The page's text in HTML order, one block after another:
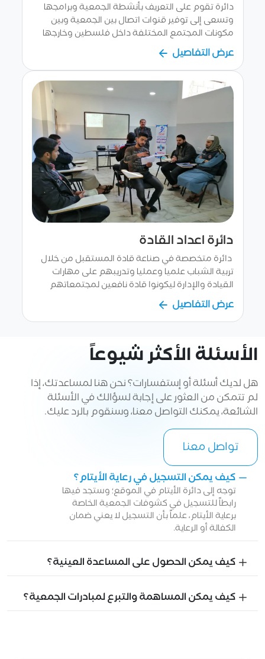
دائرة تقوم على التعريف بأنشطة الجمعية وبرامجها
وتسعى إلى توفير قنوات اتصال بين الجمعية وبين
مكونات المجتمع المختلفة داخل فلسطين وخارجها
كما تعمل على جذب الدعم المادي اللازم لتغطية
مشاريع...
عرض التفاصيل
دائرة اعداد القادة
دائرة متخصصة في صناعة قادة المستقبل من خلال
تربية الشباب علميا وعمليا وتدريبهم على مهارات
القيادة والإدارة ليكونوا قادة نافعين لمجتمعاتهم
وقادرين على قيادة المجتمعات نحو التغيير للأفضل.
عرض التفاصيل
الأسئلة الأكثر شيوعاً
هل لديك أسئلة أو إستفسارات؟ نحن هنا لمساعدتك، إذا
لم تتمكن من العثور على إجابة لسؤالك في الأسئلة
الشائعة، يمكنك التواصل معنا، وسنقوم بالرد عليك.
تواصل معنا
كيف يمكن التسجيل في رعاية الأيتام؟
‌توجه إلى دائرة الأيتام في الموقع؛ وستجد فيها
رابطاً للتسجيل في كشوفات الجمعية الخاصة
برعاية الأيتام، علماً بأن التسجيل لا يعني ضمان
الكفالة أو الرعاية.
كيف يمكن الحصول على المساعدة العينية؟
كيف يمكن المساهمة والتبرع لمبادرات الجمعية؟